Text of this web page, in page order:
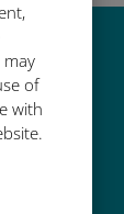
of
with